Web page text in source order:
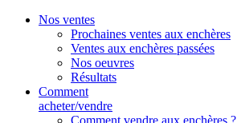
Nos ventes
Prochaines ventes aux enchères
Ventes aux enchères passées
Nos oeuvres
Résultats
Comment
acheter/vendre
Comment vendre aux enchères ?